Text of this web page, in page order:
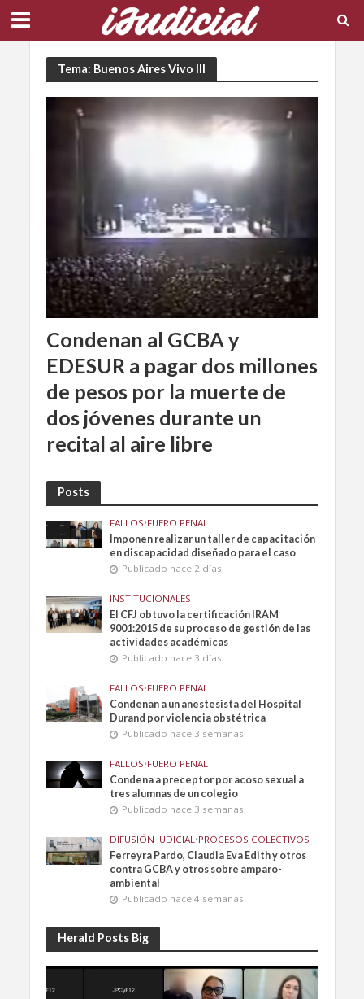
Tema: Buenos Aires Vivo III
Condenan al GCBA y
EDESUR a pagar dos millones
de pesos por la muerte de
dos jóvenes durante un
recital al aire libre
Posts
FALLOS•FUERO PENAL
Imponen realizar un taller de capacitación
en discapacidad diseñado para el caso
Publicado hace 2 días
INSTITUCIONALES
El CFJ obtuvo la certificación IRAM
9001:2015 de su proceso de gestión de las
actividades académicas
Publicado hace 3 días
FALLOS•FUERO PENAL
Condenan a un anestesista del Hospital
Durand por violencia obstétrica
Publicado hace 3 semanas
FALLOS•FUERO PENAL
Condena a preceptor por acoso sexual a
tres alumnas de un colegio
Publicado hace 3 semanas
DIFUSIÓN JUDICIAL •PROCESOS COLECTIVOS
Ferreyra Pardo, Claudia Eva Edith y otros
contra GCBA y otros sobre amparo-
ambiental
Publicado hace 4 semanas
Herald Posts Big